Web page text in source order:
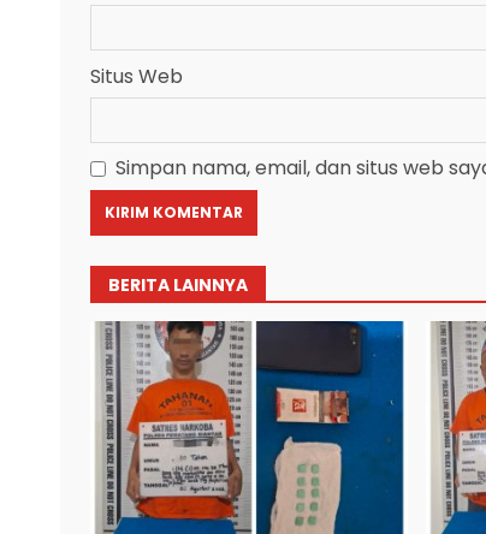
Situs Web
Simpan nama, email, dan situs web
BERITA LAINNYA